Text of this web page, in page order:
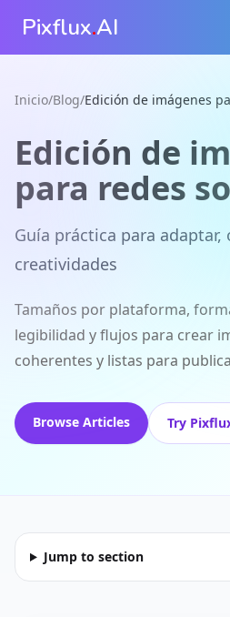
Pixflux.AI
Inicio/Blog/Edición de imágenes
Edición de
para redes
Guía práctica para
creatividades
Tamaños por plataforma,
legibilidad y flujos para crear
coherentes y listas para
Browse Articles Try
Jump to section